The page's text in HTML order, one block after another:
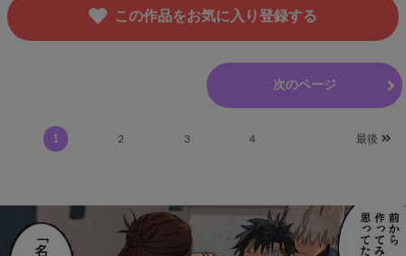
この作品をお気に入り登録する
次のページ
1 2 3 4 最後